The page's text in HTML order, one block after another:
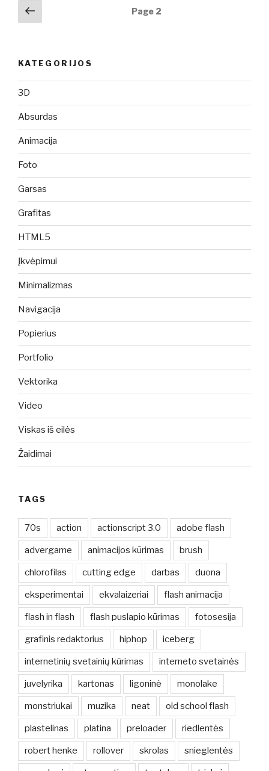
Posts
navigation
page
Page 2
KATEGORIJOS
3D
Absurdas
Animacija
Foto
Garsas
Grafitas
HTML5
Įkvėpimui
Minimalizmas
Navigacija
Popierius
Portfolio
Vektorika
Video
Viskas iš eilės
Žaidimai
TAGS
70s action actionscript 3.0 adobe flash
advergame animacijos kūrimas brush
chlorofilas cutting edge darbas duona
eksperimentai ekvalaizeriai flash animacija
flash in flash flash puslapio kūrimas fotosesija
grafinis redaktorius hiphop iceberg
internetinių svetainių kūrimas interneto svetainės
juvelyrika kartonas ligoninė monolake
monstriukai muzika neat old school flash
plastelinas platina preloader riedlentės
robert henke rollover skrolas snieglentės